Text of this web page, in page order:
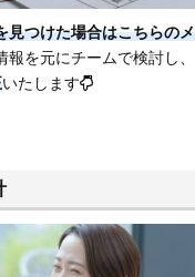
見つけた場合はこちらのメ
を元にチームで検討し、
いたします